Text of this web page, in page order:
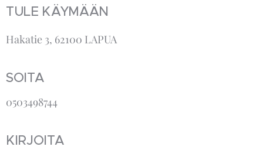
TULE KÄYMÄÄN
Hakatie 3, 62100 LAPUA
SOITA
0503498744
KIRJOITA